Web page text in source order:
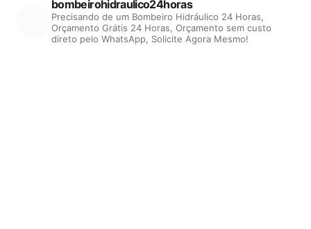
bombeirohidraulico24horas
Precisando de um Bombeiro Hidráulico 24 Horas,
Orçamento Grátis 24 Horas, Orçamento sem custo
direto pelo WhatsApp, Solicite Agora Mesmo!